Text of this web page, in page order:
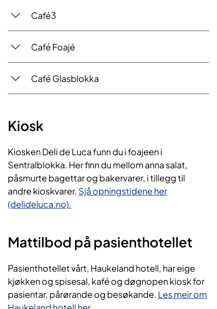
Café3
Café Foajé
Café Glasblokka
Kiosk
Kiosken Deli de Luca funn du i foajeen i
Sentralblokka. Her finn du mellom anna salat,
påsmurte bagettar og bakervarer, i tillegg til
andre kioskvarer. Sjå opningstidene her
(delideluca.no).
Mattilbod på pasienthotellet
Pasienthotellet vårt, Haukeland hotell, har eige
kjøkken og spisesal, kafé og døgnopen kiosk for
pasientar, pårørande og besøkande. Les meir om